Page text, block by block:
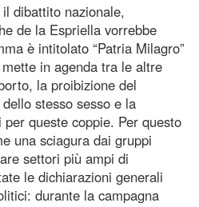
dibattito nazionale,
de la Espriella vorrebbe
è intitolato “Patria Milagro”
in agenda tra le altre
la proibizione del
stesso sesso e la
queste coppie. Per questo
una sciagura dai gruppi
settori più ampi di
le dichiarazioni generali
durante la campagna